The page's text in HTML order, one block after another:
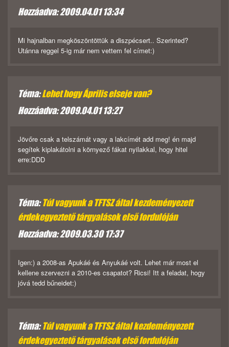
Hozzáadva: 2009.04.01 13:34
Mi hajnalban megköszöntöttük a diszpécsert.. Szerinted?
Utánna reggel 5-ig már nem vettem fel címet:)
Téma:Lehet hogy Április elseje van?
Hozzáadva: 2009.04.01 13:27
Jövőre csak a telszámát vagy a lakcímét add meg! én majd
segítek kiplakátolni a környező fákat nyilakkal, hogy hitel
erre:DDD
Téma:Túl vagyunk a TFTSZ által kezdeményezett
érdekegyeztető tárgyalások első fordulóján
Hozzáadva: 2009.03.30 17:37
Igen:) a 2008-as Apukáé és Anyukáé volt. Lehet már most el
kellene szervezni a 2010-es csapatot? Ricsi! Itt a feladat, hogy
jóvá tedd bűneidet:)
Téma:Túl vagyunk a TFTSZ által kezdeményezett
érdekegyeztető tárgyalások első fordulóján